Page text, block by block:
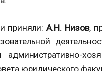
приняли: А.Н. Низов,
юридического